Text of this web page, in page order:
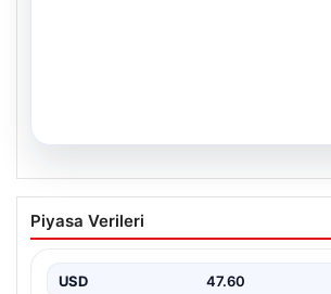
İstanbul’un 8 İlçesinde 19
Kesintisi Planlanıyor: 5
İstanbul Su ve Kanalizasyon İdaresi
Piyasa Verileri
USD 47.60